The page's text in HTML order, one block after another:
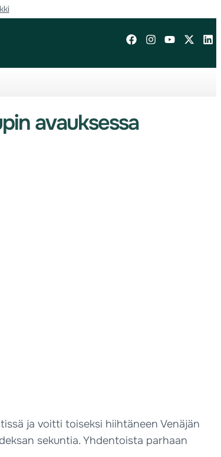
avauksessa
ja voitti toiseksi hiihtäneen Venäjän
sekuntia. Yhdentoista parhaan